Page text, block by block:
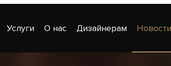
Услуги О нас Дизайнерам Новости